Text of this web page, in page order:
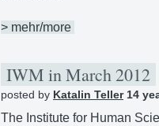
> mehr/more
IWM in March 2012
posted by Katalin Teller14
The Institute for Human